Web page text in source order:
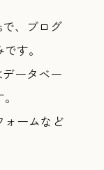
、ブログ
す。
ータベー
ォームなど